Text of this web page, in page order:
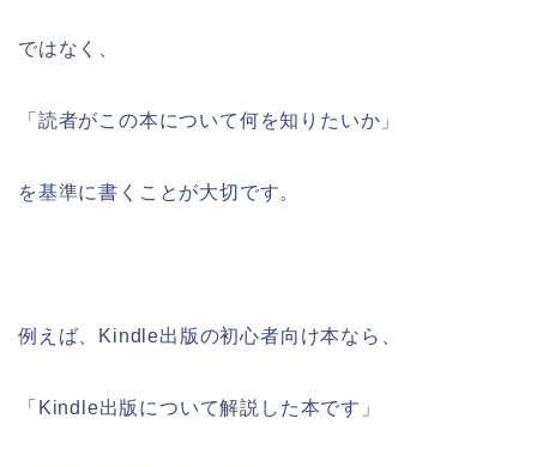
ではなく、
「読者がこの本について何を知りたいか」
を基準に書くことが大切です。
例えば、Kindle出版の初心者向け本なら、
「Kindle出版について解説した本です」